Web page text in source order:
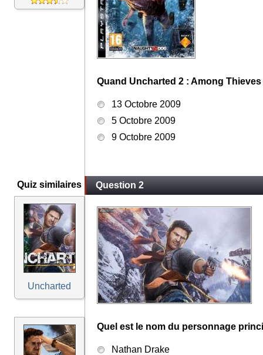
Quiz similaires
Uncharted
Quand Uncharted 2 : Among
13 Octobre 2009
5 Octobre 2009
9 Octobre 2009
Question 2
Quel est le nom du personnage
Nathan Drake